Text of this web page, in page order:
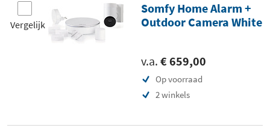
Vergelijk
Somfy Home Alarm +
Outdoor Camera White
v.a. € 659,00
Op voorraad
2 winkels